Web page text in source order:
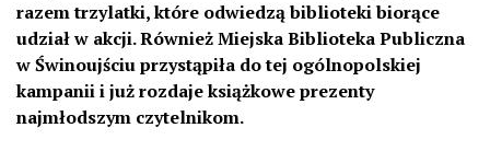
razem trzylatki, które odwiedzą biblioteki biorące
udział w akcji. Również Miejska Biblioteka Publiczna
w Świnoujściu przystąpiła do tej ogólnopolskiej
kampanii i już rozdaje książkowe prezenty
najmłodszym czytelnikom.